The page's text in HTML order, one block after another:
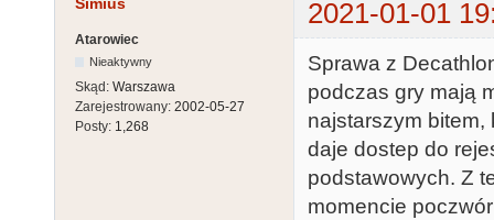
2021-01-01
Atarowiec
Nieaktywny
Skąd: Warszawa
Zarejestrowany: 2002-05-27
Posty: 1,268
Sprawa z
podczas gry mają
najstarszym bitem,
daje dostep do
podstawowych. Z
momencie